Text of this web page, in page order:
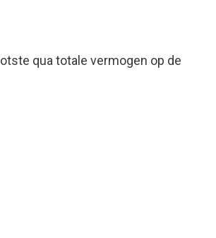
qua totale vermogen op de